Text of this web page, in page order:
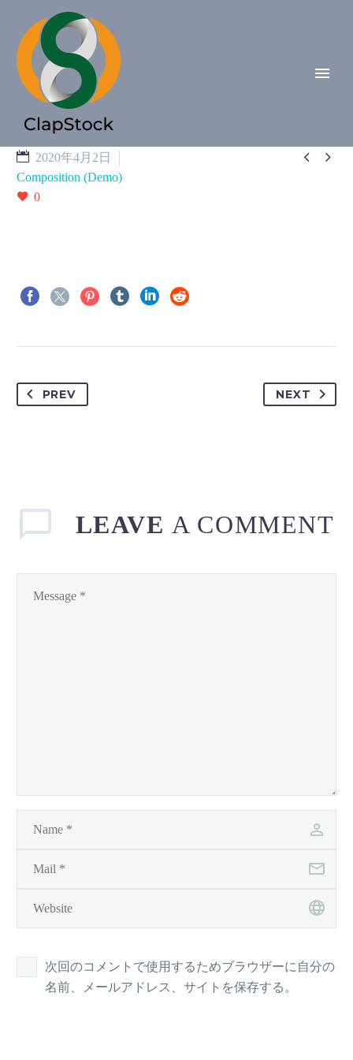
 
2020年4月2日
Composition (Demo)
0
PREV NEXT
LEAVE A COMMENT
次回のコメントで使用するためブラウザーに自分の
名前、メールアドレス、サイトを保存する。